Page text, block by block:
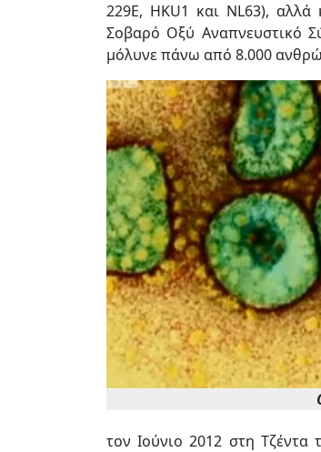
229E, HKU1 και NL63),
Σοβαρό Οξύ Αναπνευστικό
μόλυνε πάνω από 8.000
τον Ιούνιο 2012 στη Τζέντα